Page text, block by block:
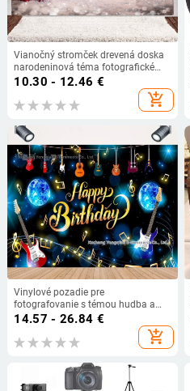
Vianočný stromček drevená doska
narodeninová téma fotografické
pozadie látka cezhraničná
exkluzívna dekorácia banner
Amazon
10.30 - 12.46 €
add_shopping_cart
Vinylové pozadie pre
fotografovanie s témou hudba a
gitara na narodeninovej oslave |
značka Qian, typ: pozadie, materiál:
vinyl, určené na scénické snímanie
14.57 - 26.84 €
add_shopping_cart